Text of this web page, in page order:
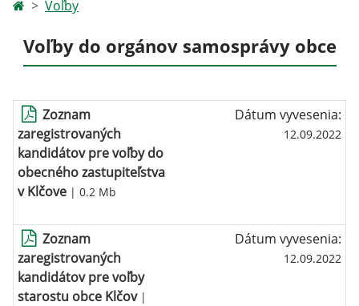
Voľby
Voľby do orgánov samosprávy obce
Zoznam
zaregistrovaných
kandidátov pre voľby do
obecného zastupiteľstva
v Klčove | 0.2 Mb
Dátum vyvesenia:
12.09.2022
Zoznam
zaregistrovaných
kandidátov pre voľby
starostu obce Klčov|
Dátum vyvesenia:
12.09.2022